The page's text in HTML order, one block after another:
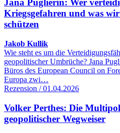
Jana Puglierin: Wer
Kriegsgefahren und was
schützen
Jakob Kullik
Wie steht es um die
geopolitischer Umbrüche? Jana
Büros des European Council on
Europa zwi…
Rezension / 01.04.2026
Volker Perthes: Die
geopolitischer Wegweiser